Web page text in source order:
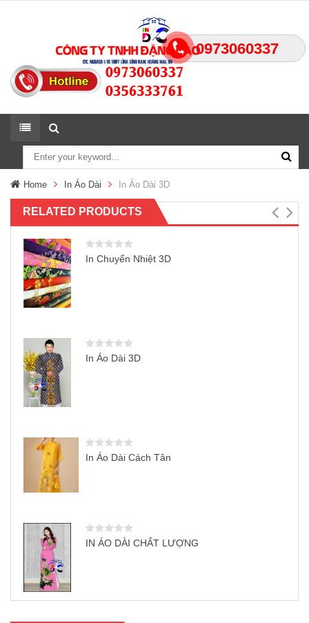
0973060337
Home In Áo Dài In Áo Dài 3D
RELATED PRODUCTS
In Chuyển Nhiệt 3D
In Áo Dài 3D
In Áo Dài Cách Tân
IN ÁO DÀI CHẤT LƯỢNG